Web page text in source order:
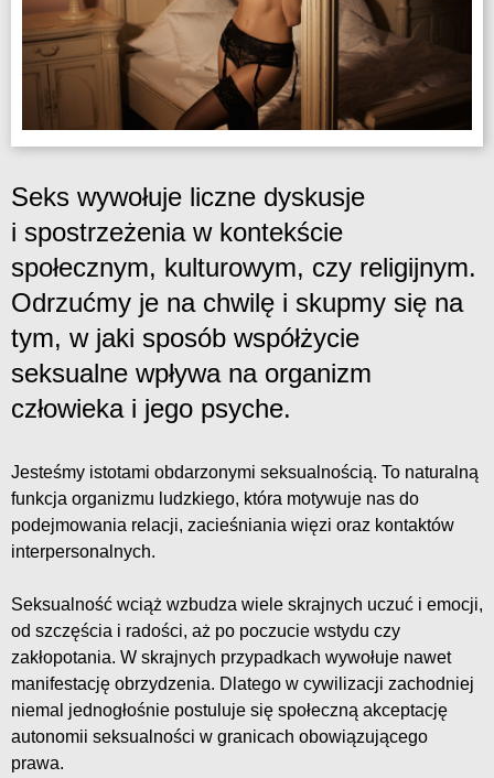
Seks wywołuje liczne dyskusje
i spostrzeżenia w kontekście
społecznym, kulturowym, czy religijnym.
Odrzućmy je na chwilę i skupmy się na
tym, w jaki sposób współżycie
seksualne wpływa na organizm
człowieka i jego psyche.
Jesteśmy istotami obdarzonymi seksualnością. To naturalną
funkcja organizmu ludzkiego, która motywuje nas do
podejmowania relacji, zacieśniania więzi oraz kontaktów
interpersonalnych.
Seksualność wciąż wzbudza wiele skrajnych uczuć i emocji,
od szczęścia i radości, aż po poczucie wstydu czy
zakłopotania. W skrajnych przypadkach wywołuje nawet
manifestację obrzydzenia. Dlatego w cywilizacji zachodniej
niemal jednogłośnie postuluje się społeczną akceptację
autonomii seksualności w granicach obowiązującego
prawa.